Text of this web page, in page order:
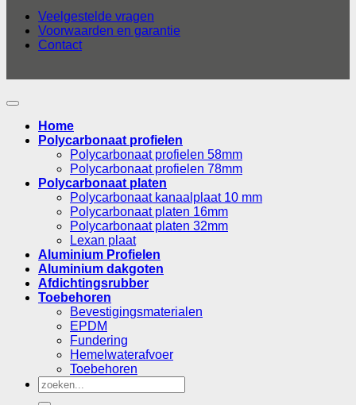
Veelgestelde vragen
Voorwaarden en garantie
Contact
Home
Polycarbonaat profielen
Polycarbonaat profielen 58mm
Polycarbonaat profielen 78mm
Polycarbonaat platen
Polycarbonaat kanaalplaat 10 mm
Polycarbonaat platen 16mm
Polycarbonaat platen 32mm
Lexan plaat
Aluminium Profielen
Aluminium dakgoten
Afdichtingsrubber
Toebehoren
Bevestigingsmaterialen
EPDM
Fundering
Hemelwaterafvoer
Toebehoren
Zoeken
naar: